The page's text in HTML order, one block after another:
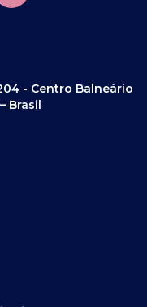
- Centro Balneário
Brasil